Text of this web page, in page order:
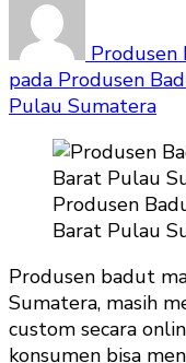
Produsen
pada Produsen
Pulau Sumatera
Produsen
Barat Pulau
Produsen badut
Sumatera, masih
custom secara
konsumen bisa